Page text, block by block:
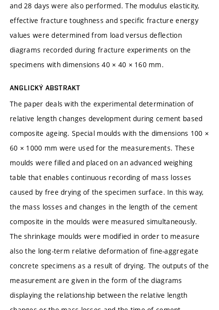
and 28 days were also performed. The modulus elasticity,
effective fracture toughness and specific fracture energy
values were determined from load versus deflection
diagrams recorded during fracture experiments on the
specimens with dimensions 40 × 40 × 160 mm.
ANGLICKÝ ABSTRAKT
The paper deals with the experimental determination of
relative length changes development during cement based
composite ageing. Special moulds with the dimensions 100 ×
60 × 1000 mm were used for the measurements. These
moulds were filled and placed on an advanced weighing
table that enables continuous recording of mass losses
caused by free drying of the specimen surface. In this way,
the mass losses and changes in the length of the cement
composite in the moulds were measured simultaneously.
The shrinkage moulds were modified in order to measure
also the long-term relative deformation of fine-aggregate
concrete specimens as a result of drying. The outputs of the
measurement are given in the form of the diagrams
displaying the relationship between the relative length